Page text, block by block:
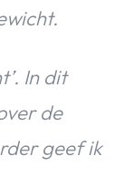
In dit
de
geef ik